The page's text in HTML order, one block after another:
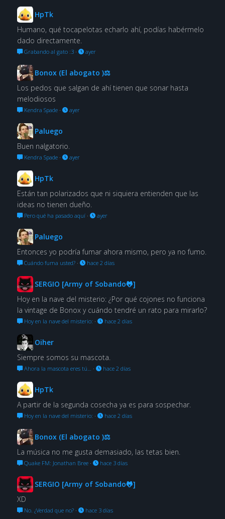
HpTk
Humano, qué tocapelotas echarlo ahí, podías habérmelo
dado directamente.
Grabando al gato :3· ayer
Bonox (El abogato )⚖
Los pedos que salgan de ahí tienen que sonar hasta
melodiosos
Kendra Spade· ayer
Paluego
Buen nalgatorio.
Kendra Spade· ayer
HpTk
Están tan polarizados que ni siquiera entienden que las
ideas no tienen dueño.
Pero qué ha pasado aquí· ayer
Paluego
Entonces yo podría fumar ahora mismo, pero ya no fumo.
Cuándo fuma usted?· hace 2 días
SERGIO [Army of Sobando🐸]
Hoy en la nave del misterio: ¿Por qué cojones no funciona
la vintage de Bonox y cuándo tendré un rato para mirarlo?
Hoy en la nave del misterio: · hace 2 días
Oiher
Siempre somos su mascota.
Ahora la mascota eres tú… · hace 2 días
HpTk
A partir de la segunda cosecha ya es para sospechar.
Hoy en la nave del misterio: · hace 2 días
Bonox (El abogato )⚖
La música no me gusta demasiado, las tetas bien.
Quake FM: Jonathan Bree· hace 3 días
SERGIO [Army of Sobando🐸]
XD
No. ¿Verdad que no?· hace 3 días